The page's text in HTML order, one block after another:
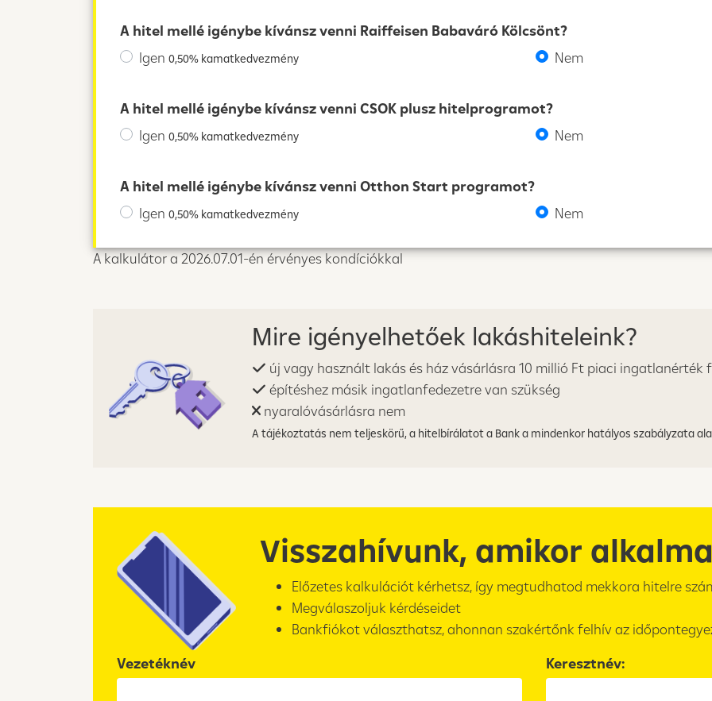
A hitel mellé igénybe kívánsz venni Raiffeisen Babaváró Kölcsönt?
Igen 0,50% kamatkedvezmény Nem
A hitel mellé igénybe kívánsz venni CSOK plusz hitelprogramot?
Igen 0,50% kamatkedvezmény Nem
A hitel mellé igénybe kívánsz venni Otthon Start programot?
Igen 0,50% kamatkedvezmény Nem
A kalkulátor a 2026.07.01-én érvényes kondíciókkal
Mire igényelhetőek lakáshiteleink?
új vagy használt lakás és ház vásárlásra 10 millió Ft piaci ingatlanérték
építéshez másik ingatlanfedezetre van szükség
nyaralóvásárlásra nem
A tájékoztatás nem teljeskörű, a hitelbírálatot a Bank a mindenkor hatályos szabályzata
Visszahívunk, amikor
Előzetes kalkulációt kérhetsz, így megtudhatod mekkora hitelre
Megválaszoljuk kérdéseidet
Bankfiókot választhatsz, ahonnan szakértőnk felhív az
Vezetéknév
Keresztnév: